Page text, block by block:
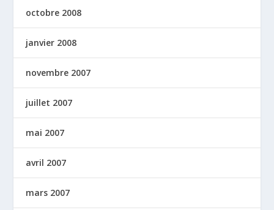
octobre 2008
janvier 2008
novembre 2007
juillet 2007
mai 2007
avril 2007
mars 2007